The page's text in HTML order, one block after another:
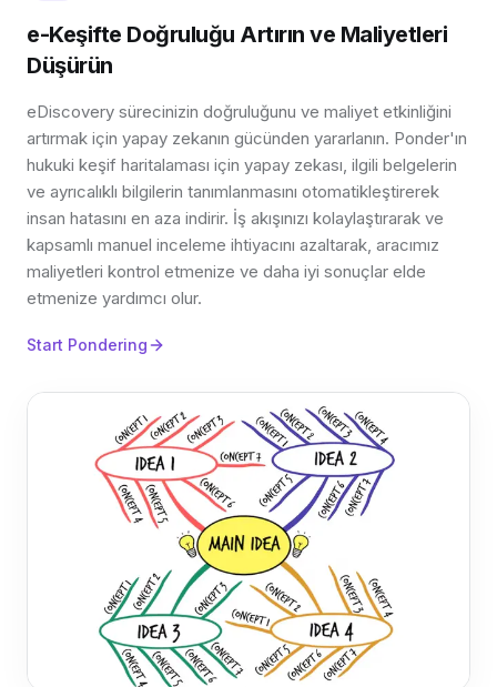
e-Keşifte Doğruluğu Artırın ve Maliyetleri
Düşürün
eDiscovery sürecinizin doğruluğunu ve maliyet etkinliğini
artırmak için yapay zekanın gücünden yararlanın. Ponder'ın
hukuki keşif haritalaması için yapay zekası, ilgili belgelerin
ve ayrıcalıklı bilgilerin tanımlanmasını otomatikleştirerek
insan hatasını en aza indirir. İş akışınızı kolaylaştırarak ve
kapsamlı manuel inceleme ihtiyacını azaltarak, aracımız
maliyetleri kontrol etmenize ve daha iyi sonuçlar elde
etmenize yardımcı olur.
Start Pondering